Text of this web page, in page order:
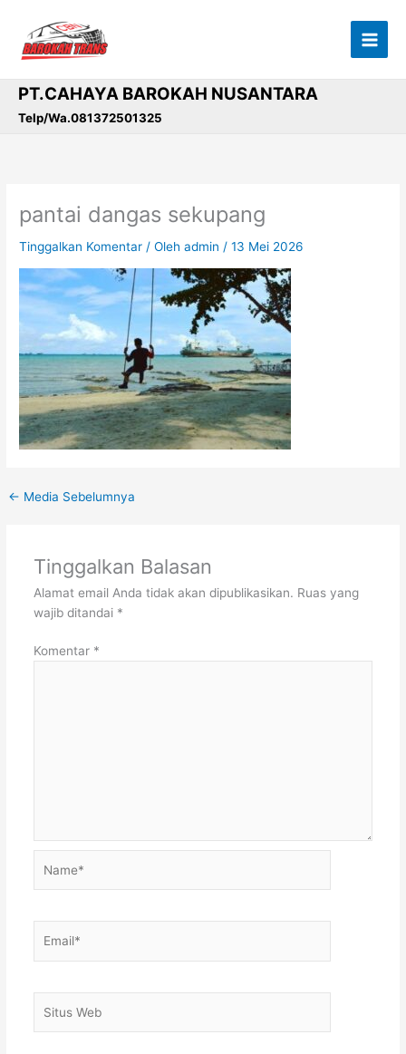
konten
PT.CAHAYA BAROKAH NUSANTARA
Telp/Wa.081372501325
pantai dangas sekupang
Tinggalkan Komentar / Olehadmin /13 Mei 2026
← Media Sebelumnya
Tinggalkan Balasan
Alamat email Anda tidak akan dipublikasikan. Ruas yang
wajib ditandai *
Komentar *
Web